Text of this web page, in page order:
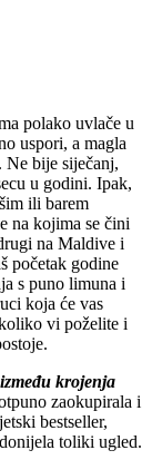
polako uvlače u
uspori, a magla
Ne bije siječanj,
u godini. Ipak,
ili barem
na kojima se čini
na Maldive i
početak godine
s puno limuna i
koja će vas
vi poželite i
krojenja
zaokupirala i
bestseller,
toliki ugled.